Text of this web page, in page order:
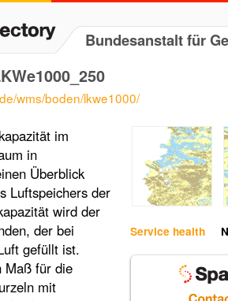
Bundesanstalt für
wms/boden/lkwe1000/
Service health
im
in
Überblick
Luftspeichers der
wird der
der bei
gefüllt ist.
Maß für die
mit